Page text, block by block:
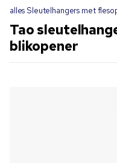
alles Sleutelhangers met
Tao
blikopener